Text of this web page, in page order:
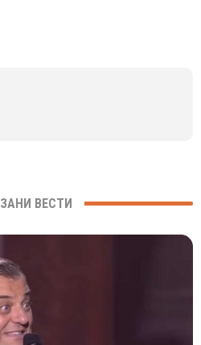
ВЕСТИ